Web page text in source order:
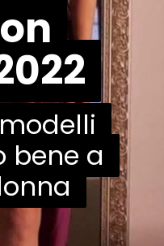
bene a
bene a